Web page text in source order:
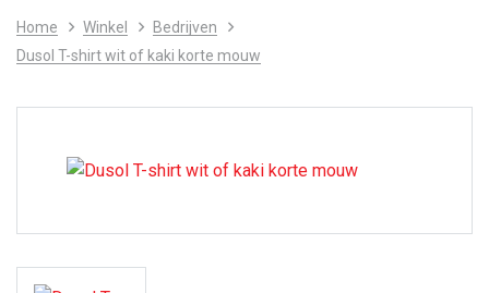
Home Winkel
Bedrijven
Dusol T-shirt wit of kaki korte mouw